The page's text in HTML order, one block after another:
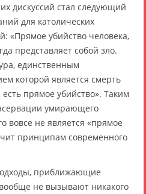
дискуссий стал следующий
для католических
«Прямое убийство человека,
представляет собой зло.
единственным
которой является смерть
прямое убийство». Таким
умирающего
вовсе не является «прямое
принципам современного
приближающие
не вызывают никакого